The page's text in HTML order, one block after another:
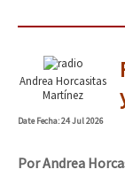
Andrea Horcasitas
Martínez
DateFecha: 24 Jul 2026
PorAndrea